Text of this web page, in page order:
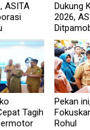
ASITA
Dukung
2026,
Tagih
Pekan
Rohul